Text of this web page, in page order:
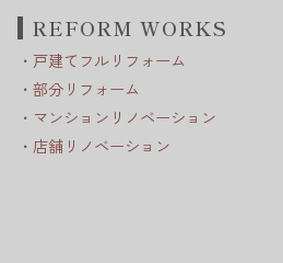
REFORM WORKS
戸建てフルリフォーム
部分リフォーム
マンションリノベーション
店舗リノベーション